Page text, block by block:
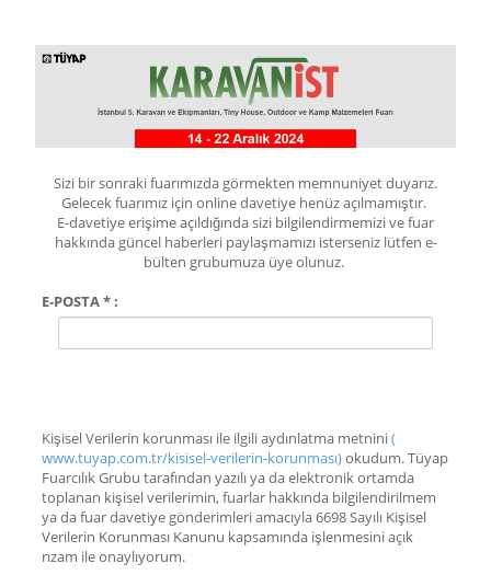
Sizi bir sonraki fuarımızda görmekten memnuniyet duyarız.
Gelecek fuarımız için online davetiye henüz açılmamıştır.
E-davetiye erişime açıldığında sizi bilgilendirmemizi ve fuar
hakkında güncel haberleri paylaşmamızı isterseniz lütfen e-
bülten grubumuza üye olunuz.
E-POSTA * :
Kişisel Verilerin korunması ile ilgili aydınlatma metnini(
www.tuyap.com.tr/kisisel-verilerin-korunması)okudum. Tüyap
Fuarcılık Grubu tarafından yazılı ya da elektronik ortamda
toplanan kişisel verilerimin, fuarlar hakkında bilgilendirilmem
ya da fuar davetiye gönderimleri amacıyla 6698 Sayılı Kişisel
Verilerin Korunması Kanunu kapsamında işlenmesini açık
rızam ile onaylıyorum.